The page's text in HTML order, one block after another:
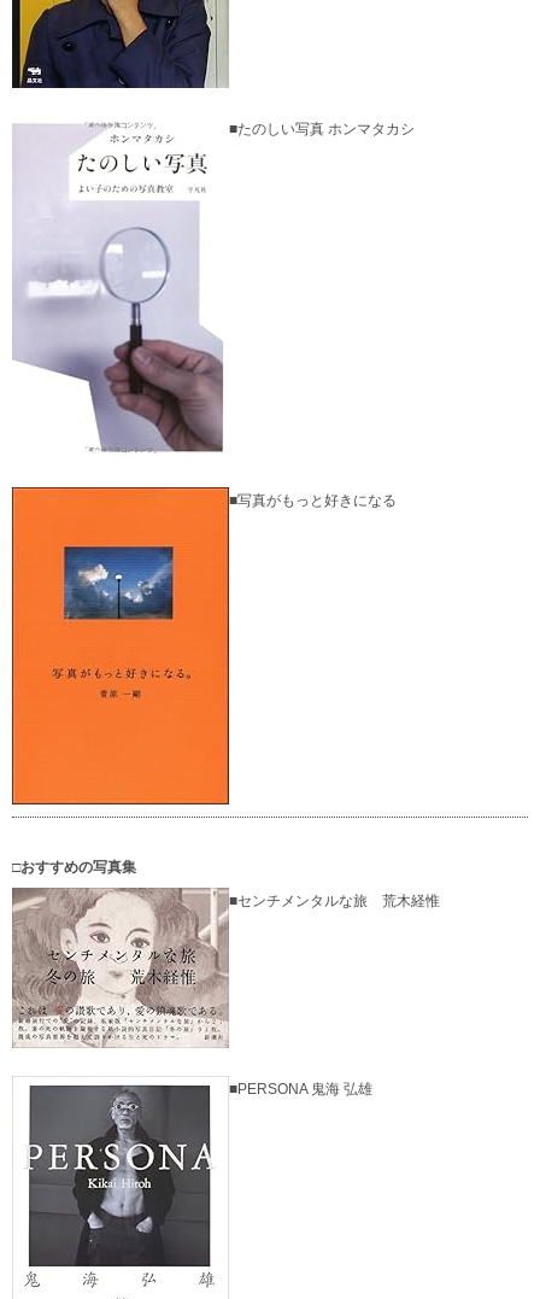
■たのしい写真 ホンマタカシ
■写真がもっと好きになる
□おすすめの写真集
■センチメンタルな旅 荒木経惟
■PERSONA 鬼海 弘雄